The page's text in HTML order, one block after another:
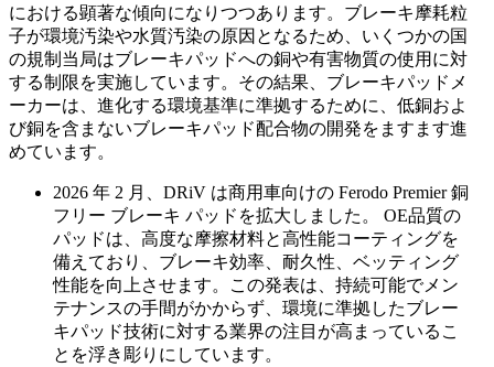
における顕著な傾向になりつつあります。ブレーキ摩耗粒
子が環境汚染や水質汚染の原因となるため、いくつかの国
の規制当局はブレーキパッドへの銅や有害物質の使用に対
する制限を実施しています。その結果、ブレーキパッドメ
ーカーは、進化する環境基準に準拠するために、低銅およ
び銅を含まないブレーキパッド配合物の開発をますます進
めています。
2026 年 2 月、DRiV は商用車向けの Ferodo Premier 銅
フリー ブレーキ パッドを拡大しました。 OE品質の
パッドは、高度な摩擦材料と高性能コーティングを
備えており、ブレーキ効率、耐久性、ベッティング
性能を向上させます。この発表は、持続可能でメン
テナンスの手間がかからず、環境に準拠したブレー
キパッド技術に対する業界の注目が高まっているこ
とを浮き彫りにしています。